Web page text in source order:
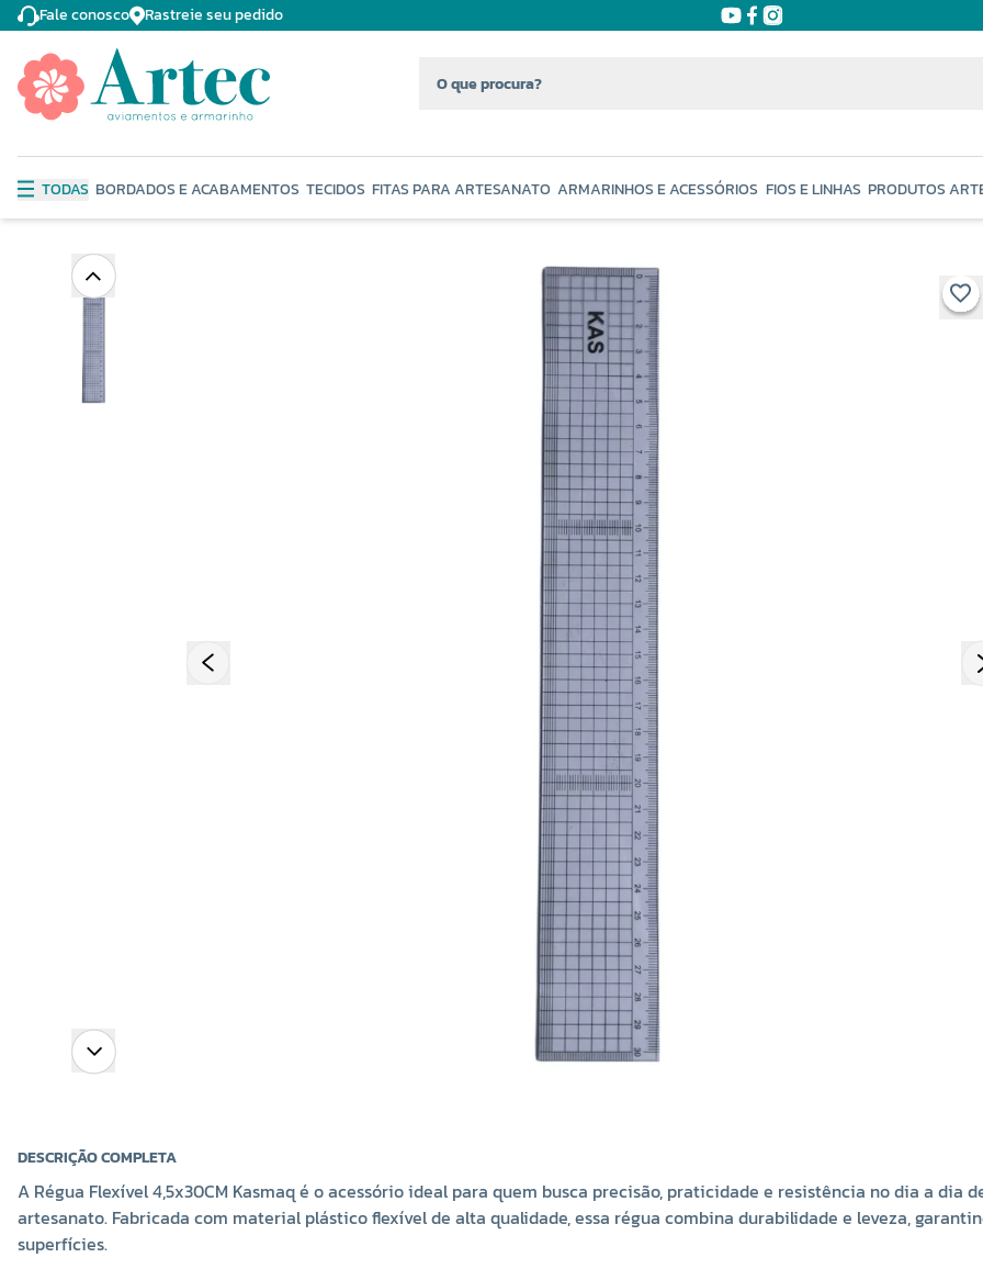
Fale conosco Rastreie seu pedido
TODAS BORDADOS E ACABAMENTOS TECIDOS FITAS PARA ARTESANATO ARMARINHOS E ACESSÓRIOS FIOS E LINHAS PRODUTOS
DESCRIÇÃO COMPLETA
A Régua Flexível 4,5x30CM Kasmaq é o acessório ideal para quem busca precisão, praticidade e resistência no dia a dia
artesanato. Fabricada com material plástico flexível de alta qualidade, essa régua combina durabilidade e leveza,
superfícies.